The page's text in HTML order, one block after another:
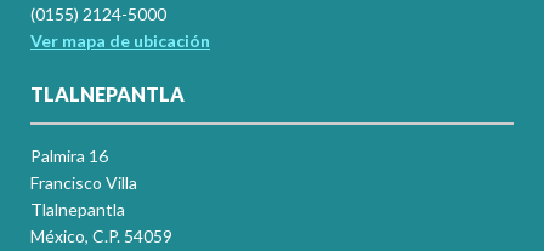
(0155) 2124-5000
Ver mapa de ubicación
TLALNEPANTLA
Palmira 16
Francisco Villa
Tlalnepantla
México, C.P. 54059